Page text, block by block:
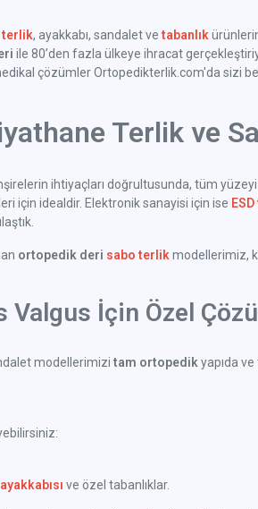
, ayakkabı, sandalet vetabanlık
ile 80’den fazla ülkeye ihracat
çözümler Ortopedikterlik.com'da sizi
Terlik ve
ihtiyaçları doğrultusunda, tüm yüzeyi
için idealdir. Elektronik sanayisi için ise
ortopedik deri sabo terlik modellerimiz,
Valgus İçin Özel
modellerimizi tam ortopedik yapıda
ve özel tabanlıklar.